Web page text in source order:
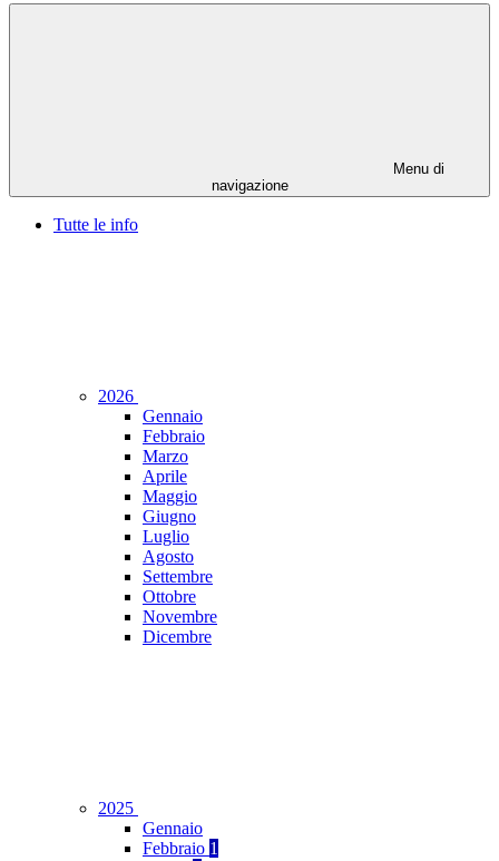
Menu di
navigazione
Tutte le info
2026
Gennaio
Febbraio
Marzo
Aprile
Maggio
Giugno
Luglio
Agosto
Settembre
Ottobre
Novembre
Dicembre
2025
Gennaio
Febbraio 1